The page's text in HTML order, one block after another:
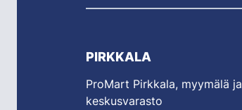
PIRKKALA
ProMart Pirkkala, myymälä ja
keskusvarasto